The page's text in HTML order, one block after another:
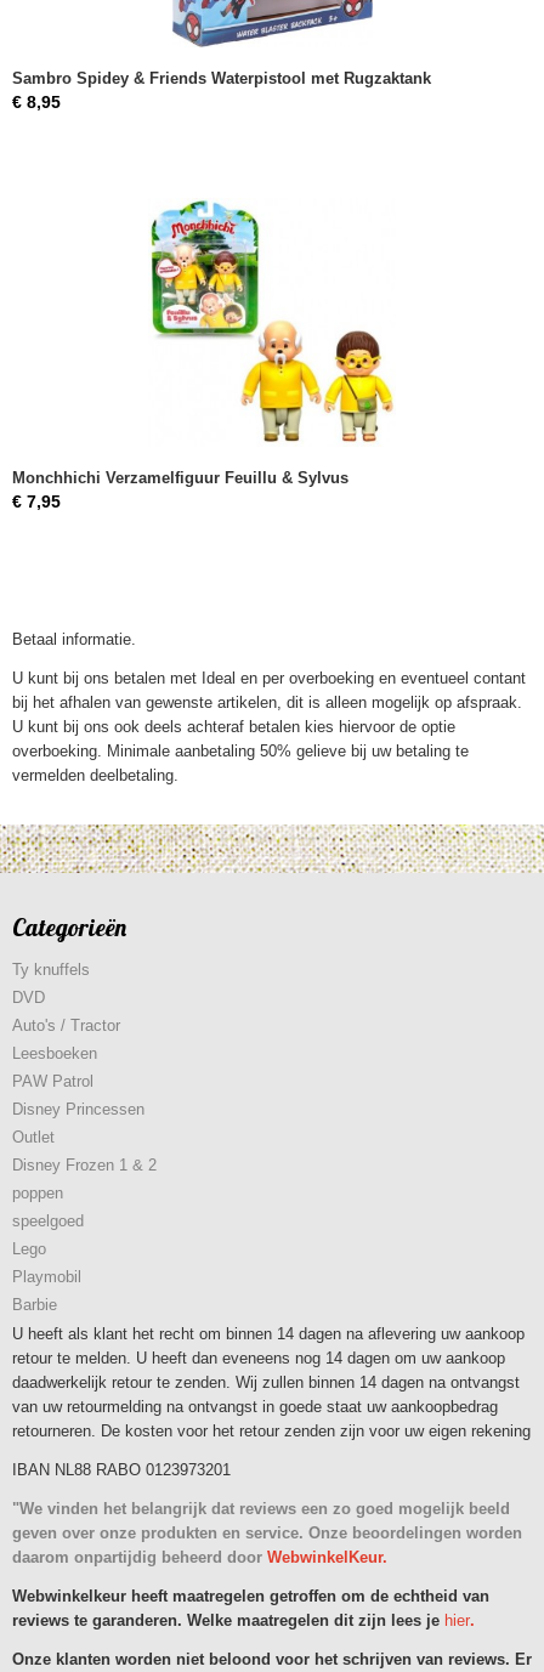
Sambro Spidey & Friends Waterpistool met Rugzaktank
€ 8,95
Monchhichi Verzamelfiguur Feuillu & Sylvus
€ 7,95
Betaal informatie.
U kunt bij ons betalen met Ideal en per overboeking en eventueel contant
bij het afhalen van gewenste artikelen, dit is alleen mogelijk op afspraak.
U kunt bij ons ook deels achteraf betalen kies hiervoor de optie
overboeking. Minimale aanbetaling 50% gelieve bij uw betaling te
vermelden deelbetaling.
Categorieën
Ty knuffels
DVD
Auto's / Tractor
Leesboeken
PAW Patrol
Disney Princessen
Outlet
Disney Frozen 1 & 2
poppen
speelgoed
Lego
Playmobil
Barbie
U heeft als klant het recht om binnen 14 dagen na aflevering uw aankoop
retour te melden. U heeft dan eveneens nog 14 dagen om uw aankoop
daadwerkelijk retour te zenden. Wij zullen binnen 14 dagen na ontvangst
van uw retourmelding na ontvangst in goede staat uw aankoopbedrag
retourneren. De kosten voor het retour zenden zijn voor uw eigen rekening
IBAN NL88 RABO 0123973201
"We vinden het belangrijk dat reviews een zo goed mogelijk beeld
geven over onze produkten en service. Onze beoordelingen worden
daarom onpartijdig beheerd door WebwinkelKeur.
Webwinkelkeur heeft maatregelen getroffen om de echtheid van
reviews te garanderen. Welke maatregelen dit zijn lees je hier.
Onze klanten worden niet beloond voor het schrijven van reviews. Er